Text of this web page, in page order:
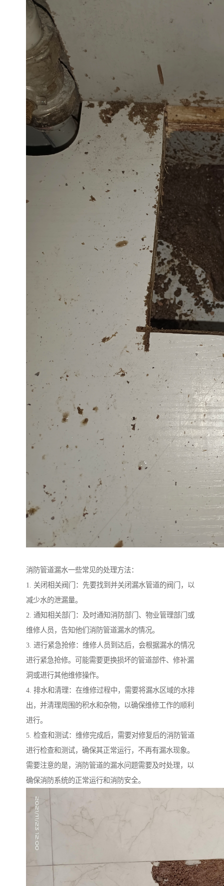
消防管道漏水一些常见的处理方法：
1. 关闭相关阀门：先要找到并关闭漏水管道的阀门，以
减少水的泄漏量。
2. 通知相关部门：及时通知消防部门、物业管理部门或
维修人员，告知他们消防管道漏水的情况。
3. 进行紧急抢修：维修人员到达后，会根据漏水的情况
进行紧急抢修。可能需要更换损坏的管道部件、修补漏
洞或进行其他维修操作。
4. 排水和清理：在维修过程中，需要将漏水区域的水排
出，并清理周围的积水和杂物，以确保维修工作的顺利
进行。
5. 检查和测试：维修完成后，需要对修复后的消防管道
进行检查和测试，确保其正常运行，不再有漏水现象。
需要注意的是，消防管道的漏水问题需要及时处理，以
确保消防系统的正常运行和消防安全。